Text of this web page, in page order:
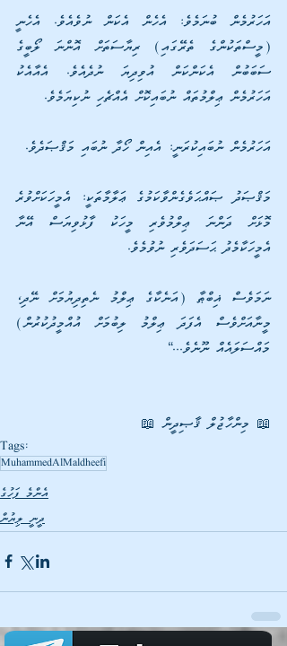
އަހަރުމެން ބުނަމެވެ: އެހެން އެކަން ނުވެއެވެ. އެހެނީ
އަހަރުމެން ޢިލްމުތައް ނުބައިކޮށް އެއްޗެހި ނުކިޔަމެވެ.
އަހަރުމެން ނުބައިކުރަނީ: އެއިން ހޯދާ ނުބައި މަޤްޞަދެވެ.
މަޤްޞަދު ޞައްޙަވެގެންވާކަމުގެ ޢަލާމާތަކީ: އެމީހަކަށްވުރެ
މޮޅަށް ދަންނަ ޢިލްމުވެރި މީހަކު ފާޅުވިޔަސް އޭނާ
އެމީހަކާމެދު ޙަސަދަވެރި ނުވުމެވެ.
މައްސަލައެއް ނޫނެވެ...“
📖 މިންހާޖުލް ޤާޞިދީން 📖
Tags:
MuhammedAlMaldheefi
އެންމެ ފަހުގެ
ދީނީ ލިޔުން